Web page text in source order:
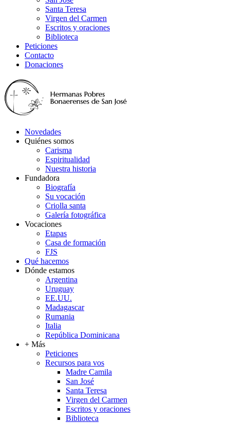
Santa Teresa
Virgen del Carmen
Escritos y oraciones
Biblioteca
Peticiones
Contacto
Donaciones
Novedades
Quiénes somos
Carisma
Espiritualidad
Nuestra historia
Fundadora
Biografía
Su vocación
Criolla santa
Galería fotográfica
Vocaciones
Etapas
Casa de formación
FJS
Qué hacemos
Dónde estamos
Argentina
Uruguay
EE.UU.
Madagascar
Rumania
Italia
República Dominicana
+ Más
Peticiones
Recursos para vos
Madre Camila
San José
Santa Teresa
Virgen del Carmen
Escritos y oraciones
Biblioteca